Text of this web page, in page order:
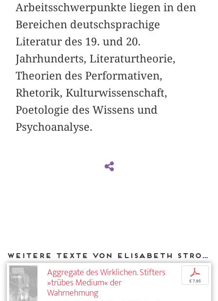
Arbeitsschwerpunkte liegen in den
Bereichen deutschsprachige
Literatur des 19. und 20.
Jahrhunderts, Literaturtheorie,
Theorien des Performativen,
Rhetorik, ­Kulturwissenschaft,
Poetologie des Wissens und
Psychoanalyse.
Weitere Texte von Elisabeth Strowick bei DIAPHANES
Aggregate des Wirklichen. Stifters
»trübes Medium« der
Wahrnehmung
p
€ 7,95